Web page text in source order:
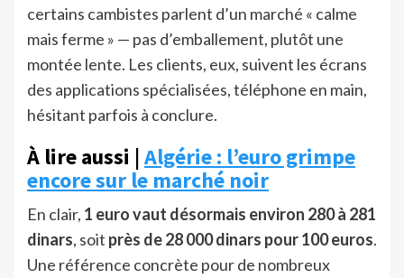
certains cambistes parlent d’un marché « calme
mais ferme » — pas d’emballement, plutôt une
montée lente. Les clients, eux, suivent les écrans
des applications spécialisées, téléphone en main,
hésitant parfois à conclure.
À lire aussi |Algérie : l’euro grimpe
encore sur le marché noir
En clair, 1 euro vaut désormais environ 280 à 281
dinars, soit près de 28 000 dinars pour 100 euros.
Une référence concrète pour de nombreux